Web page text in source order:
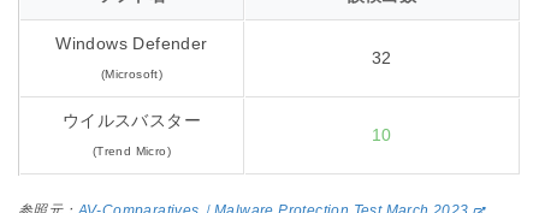
Windows Defender
(Microsoft)
32
ウイルスバスター
(Trend Micro)
10